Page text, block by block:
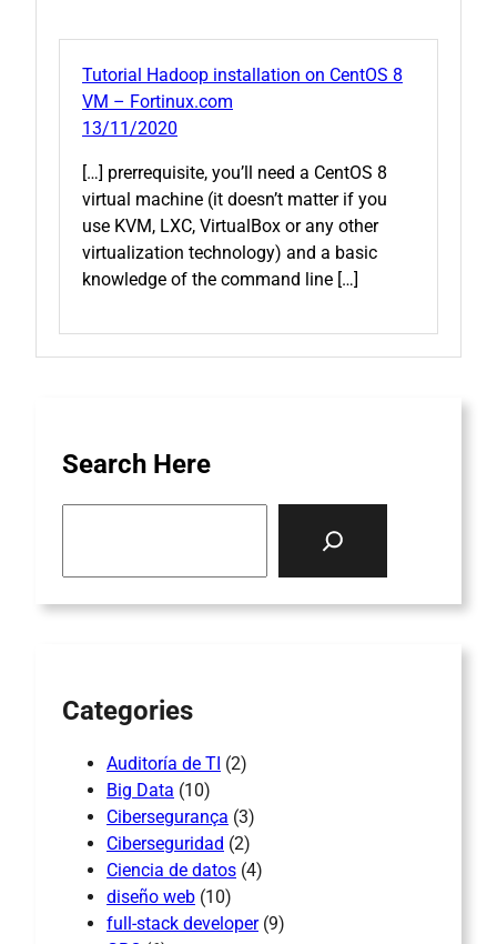
Tutorial Hadoop installation on CentOS 8
VM – Fortinux.com
13/11/2020
[…] prerrequisite, you’ll need a CentOS 8
virtual machine (it doesn’t matter if you
use KVM, LXC, VirtualBox or any other
virtualization technology) and a basic
knowledge of the command line […]
Search Here
Categories
Auditoría de TI (2)
Big Data (10)
Cibersegurança (3)
Ciberseguridad (2)
Ciencia de datos (4)
diseño web (10)
full-stack developer(9)